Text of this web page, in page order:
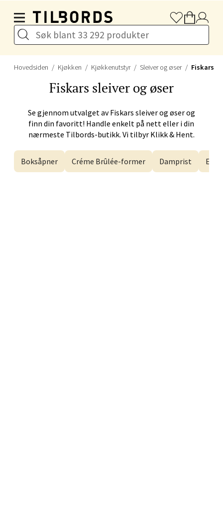
Hovedsiden Kjøkken Kjøkkenutstyr Sleiver og øser Fiskars
Fiskars sleiver og øser
Se gjennom utvalget avFiskars sleiver og øser og
finn din favoritt! Handle enkelt på nett eller i din
nærmeste Tilbords-butikk. Vi tilbyr Klikk & Hent.
Boksåpner Créme Brûlée-former Damprist
Drammen - Gulskogen
Gulskogen Senter, 3048 Drammen
Åpent i dag 10-21
Herbarium